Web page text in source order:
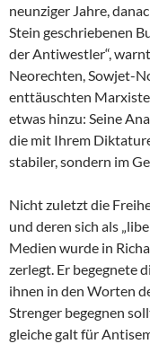
neunziger Jahre,
Stein geschriebenen
der Antiwestler“,
Neorechten, Sowjet-
enttäuschten
etwas hinzu: Seine
die mit Ihrem
stabiler, sondern im
Nicht zuletzt die
und deren sich als
Medien wurde in
zerlegt. Er begegnete
ihnen in den Worten
Strenger begegnen
gleiche galt für